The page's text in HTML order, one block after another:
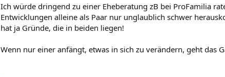
Ich würde dringend zu einer Eheberatung zB bei ProFamilia
Entwicklungen alleine als Paar nur unglaublich schwer
hat ja Gründe, die in beiden liegen!
Wenn nur einer anfängt, etwas in sich zu verändern, geht das